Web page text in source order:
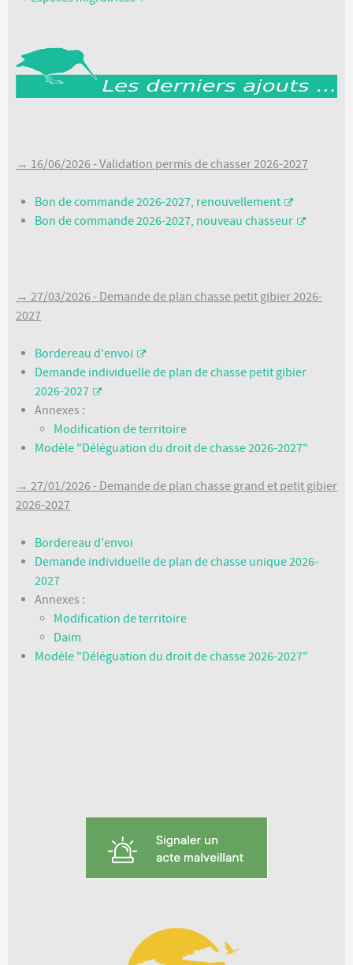
→ 16/06/2026 - Validation permis de chasser 2026-2027
Bon de commande 2026-2027, renouvellement
Bon de commande 2026-2027, nouveau chasseur
→ 27/03/2026 - Demande de plan chasse petit gibier 2026-
2027
Bordereau d'envoi
Demande individuelle de plan de chasse petit gibier
2026-2027
Annexes :
Modification de territoire
Modèle "Déléguation du droit de chasse 2026-2027"
→ 27/01/2026 - Demande de plan chasse grand et petit gibier
2026-2027
Bordereau d'envoi
Demande individuelle de plan de chasse unique 2026-
2027
Annexes :
Modification de territoire
Daim
Modèle "Déléguation du droit de chasse 2026-2027"